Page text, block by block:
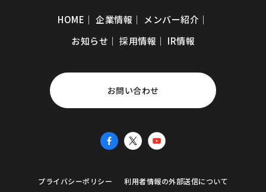
HOME ｜企業情報 ｜ メンバー紹介 ｜
お知らせ ｜ 採用情報 ｜ IR情報
お問い合わせ
プライバシーポリシー
利用者情報の外部送信について